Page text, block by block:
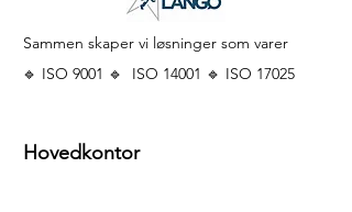
Sammen skaper vi løsninger som varer
🔹 ISO 9001 🔹 ISO 14001 🔹 ISO 17025
Hovedkontor